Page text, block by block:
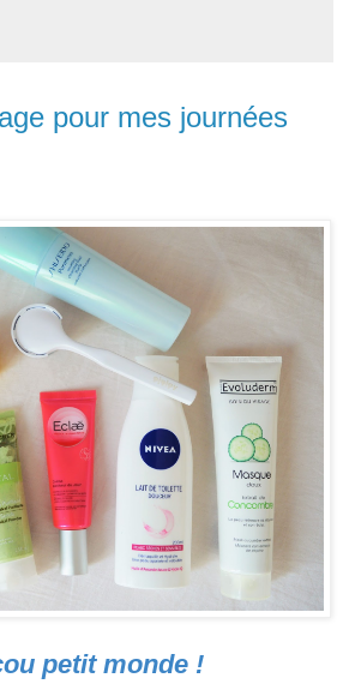
pour mes journées
petit monde !